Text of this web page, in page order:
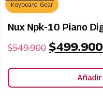
Keyboard Gear
Nux Npk-10 Piano
$549.900 $499.900